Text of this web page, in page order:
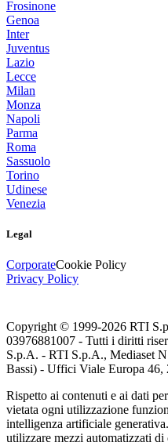
Frosinone
Genoa
Inter
Juventus
Lazio
Lecce
Milan
Monza
Napoli
Parma
Roma
Sassuolo
Torino
Udinese
Venezia
Legal
CorporateCookie Policy
Privacy Policy
Copyright © 1999-2026 RTI
03976881007 - Tutti i diritti
S.p.A. - RTI S.p.A., Mediaset
Bassi) - Uffici Viale Europa
Rispetto ai contenuti e ai dati
vietata ogni utilizzazione
intelligenza artificiale
utilizzare mezzi automatizzati di